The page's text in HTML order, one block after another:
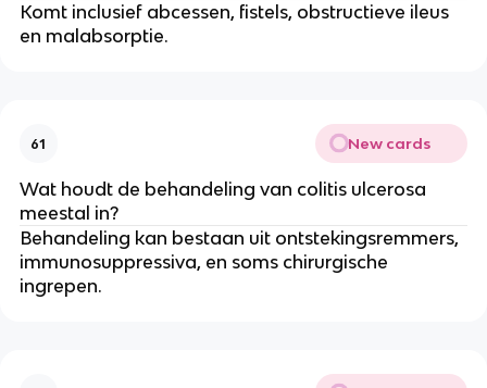
Komt inclusief abcessen, fistels, obstructieve ileus
en malabsorptie.
61 New cards
Wat houdt de behandeling van colitis ulcerosa
meestal in?
Behandeling kan bestaan uit ontstekingsremmers,
immunosuppressiva, en soms chirurgische
ingrepen.